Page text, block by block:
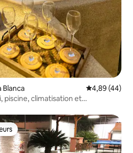
Blanca Évaluation
4,89 (44)
piscine, climatisation et